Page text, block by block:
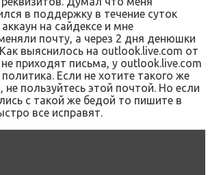
в поддержку в течение суток
на сайдексе и мне
почту, а через 2 дня денюшки
выяснилось на outlook.live.com от
приходят письма, у outlook.live.com
Если не хотите такого же
не пользуйтесь этой почтой. Но если
с такой же бедой то пишите в
все исправят.